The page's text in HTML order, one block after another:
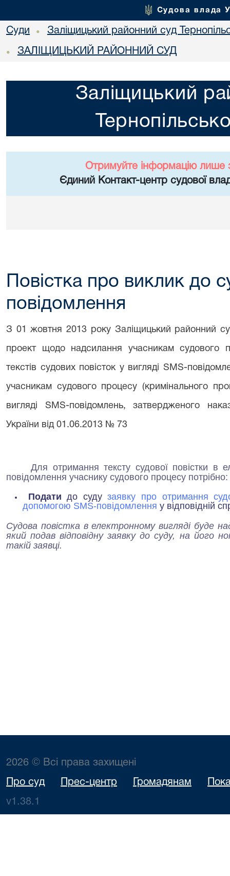
Судова влада
Суди • Заліщицький районний суд
• ЗАЛІЩИЦЬКИЙ РАЙОННИЙ СУД
Заліщицький
Отримуйте інформацію лише
Єдиний Контакт-центр судової
Повістка про виклик до
повідомлення
З 01 жовтня 2013 року Заліщицький районний
проект щодо надсилання учасникам судового
текстів судових повісток у вигляді SMS-
учасникам судового процесу (кримінального
вигляді SMS-повідомлень, затвердженого
України від 01.06.2013 № 73
Для отримання тексту судової повістки в
повідомлення учаснику судового процесу потрібно:
Подати до судузаявку про отримання
допомогою SMS-повідомлення у відповідній
Судова повістка в електронному вигляді буде
який подав відповідну заявку до суду, на його
такій заявці.
2026 © Всі права захищені
Про суд Прес-центр Громадянам
v1.38.1